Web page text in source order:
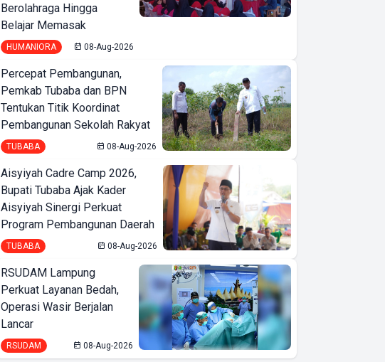
Berolahraga Hingga
Belajar Memasak
HUMANIORA 08-Aug-2026
Percepat Pembangunan,
Pemkab Tubaba dan BPN
Tentukan Titik Koordinat
Pembangunan Sekolah Rakyat
TUBABA 08-Aug-2026
Aisyiyah Cadre Camp 2026,
Bupati Tubaba Ajak Kader
Aisyiyah Sinergi Perkuat
Program Pembangunan Daerah
TUBABA 08-Aug-2026
RSUDAM Lampung
Perkuat Layanan Bedah,
Operasi Wasir Berjalan
Lancar
RSUDAM 08-Aug-2026